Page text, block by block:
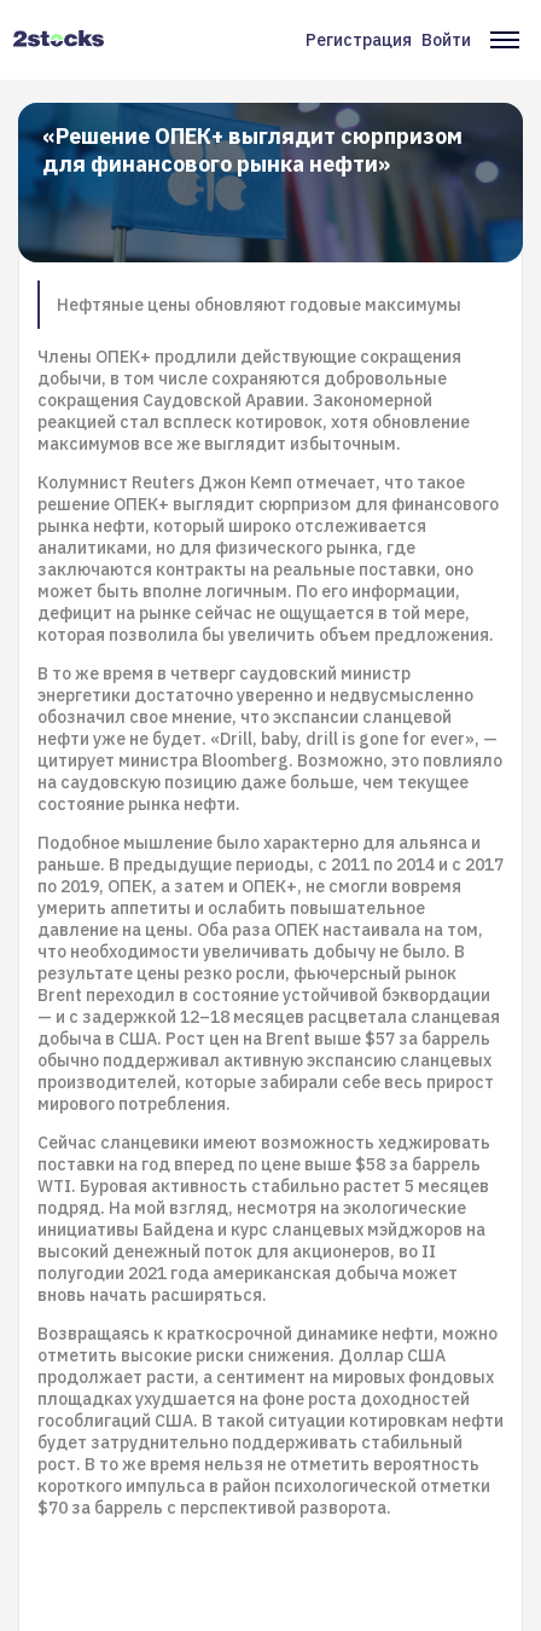
Меню
учётной
записи
пользователя
Регистрация Войти
«Решение ОПЕК+ выглядит сюрпризом
для финансового рынка нефти»
Нефтяные цены обновляют годовые максимумы
Члены ОПЕК+ продлили действующие сокращения
добычи, в том числе сохраняются добровольные
сокращения Саудовской Аравии. Закономерной
реакцией стал всплеск котировок, хотя обновление
максимумов все же выглядит избыточным.
Колумнист Reuters Джон Кемп отмечает, что такое
решение ОПЕК+ выглядит сюрпризом для финансового
рынка нефти, который широко отслеживается
аналитиками, но для физического рынка, где
заключаются контракты на реальные поставки, оно
может быть вполне логичным. По его информации,
дефицит на рынке сейчас не ощущается в той мере,
которая позволила бы увеличить объем предложения.
В то же время в четверг саудовский министр
энергетики достаточно уверенно и недвусмысленно
обозначил свое мнение, что экспансии сланцевой
нефти уже не будет. «Drill, baby, drill is gone for ever», —
цитирует министра Bloomberg. Возможно, это повлияло
на саудовскую позицию даже больше, чем текущее
состояние рынка нефти.
Подобное мышление было характерно для альянса и
раньше. В предыдущие периоды, с 2011 по 2014 и с 2017
по 2019, ОПЕК, а затем и ОПЕК+, не смогли вовремя
умерить аппетиты и ослабить повышательное
давление на цены. Оба раза ОПЕК настаивала на том,
что необходимости увеличивать добычу не было. В
результате цены резко росли, фьючерсный рынок
Brent переходил в состояние устойчивой бэквордации
— и с задержкой 12–18 месяцев расцветала сланцевая
добыча в США. Рост цен на Brent выше $57 за баррель
обычно поддерживал активную экспансию сланцевых
производителей, которые забирали себе весь прирост
мирового потребления.
Сейчас сланцевики имеют возможность хеджировать
поставки на год вперед по цене выше $58 за баррель
WTI. Буровая активность стабильно растет 5 месяцев
подряд. На мой взгляд, несмотря на экологические
инициативы Байдена и курс сланцевых мэйджоров на
высокий денежный поток для акционеров, во II
полугодии 2021 года американская добыча может
вновь начать расширяться.
Возвращаясь к краткосрочной динамике нефти, можно
отметить высокие риски снижения. Доллар США
продолжает расти, а сентимент на мировых фондовых
площадках ухудшается на фоне роста доходностей
гособлигаций США. В такой ситуации котировкам нефти
будет затруднительно поддерживать стабильный
рост. В то же время нельзя не отметить вероятность
короткого импульса в район психологической отметки
$70 за баррель с перспективой разворота.